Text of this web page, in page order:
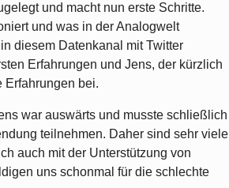
und macht nun erste Schritte.
und was in der Analogwelt
diesem Datenkanal mit Twitter
Erfahrungen und Jens, der kürzlich
Erfahrungen bei.
war auswärts und musste schließlich
teilnehmen. Daher sind sehr viele
auch mit der Unterstützung von
uns schonmal für die schlechte